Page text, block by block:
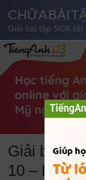
CHỮA BÀI
Giải bài tập SGK
Giải bài
10 –